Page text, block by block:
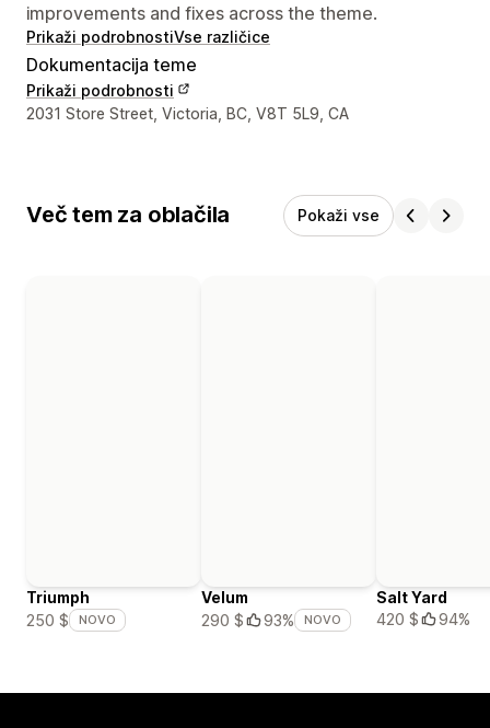
improvements and fixes across the theme.
Prikaži podrobnostiVse različice
Dokumentacija teme
Prikaži podrobnosti
Podatki za stik z oblikovalcem
2031 Store Street, Victoria, BC, V8T 5L9, CA
Več tem za oblačila Pokaži vse
Triumph
250 $
NOVO
Velum
290 $
93% NOVO
Salt Yard
420 $
94%